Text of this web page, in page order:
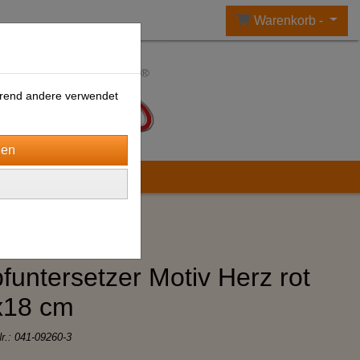
Warenkorb -
Motiv Herz rot
cm
041-09260-3
andere verwendet